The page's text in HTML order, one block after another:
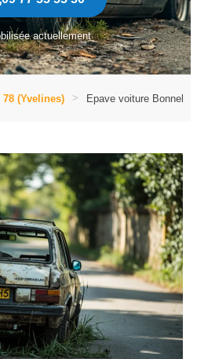
actuellement
(Yvelines) Epave voiture